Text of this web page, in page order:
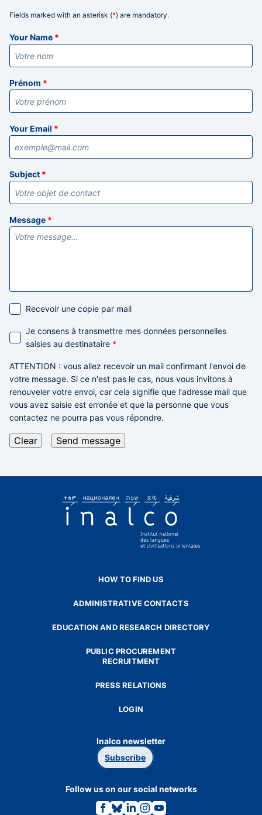
Fields marked with an asterisk (*) are mandatory.
Your Name *
Prénom *
Your Email *
Subject *
Message *
Recevoir une copie par mail
Je consens à transmettre mes données personnelles
saisies au destinataire *
ATTENTION : vous allez recevoir un mail confirmant l'envoi de
votre message. Si ce n'est pas le cas, nous vous invitons à
renouveler votre envoi, car cela signifie que l'adresse mail que
vous avez saisie est erronée et que la personne que vous
contactez ne pourra pas vous répondre.
HOW TO FIND US
ADMINISTRATIVE CONTACTS
EDUCATION AND RESEARCH DIRECTORY
PUBLIC PROCUREMENT
RECRUITMENT
PRESS RELATIONS
LOGIN
Inalco newsletter
Subscribe
Follow us on our social networks
LinkLinkLinkLinkLink